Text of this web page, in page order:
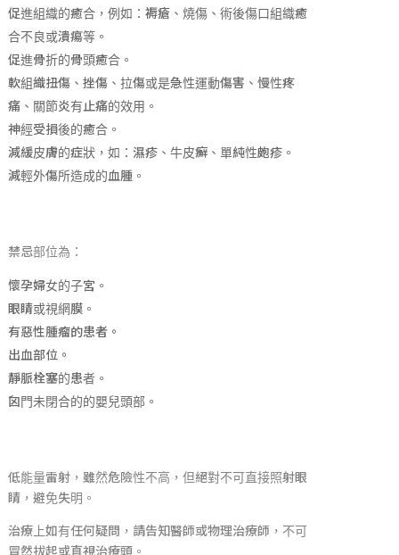
促進組織的癒合，例如：褥瘡、燒傷、術後傷口組織癒
合不良或潰瘍等。
促進骨折的骨頭癒合。
軟組織扭傷、挫傷、拉傷或是急性運動傷害、慢性疼
痛、關節炎有止痛的效用。
神經受損後的癒合。
減緩皮膚的症狀，如：濕疹、牛皮癬、單純性皰疹。
減輕外傷所造成的血腫。
禁忌部位為：
懷孕婦女的子宮。
眼睛或視網膜。
有惡性腫瘤的患者。
出血部位。
靜脈栓塞的患者。
囟門未閉合的的嬰兒頭部。
低能量雷射，雖然危險性不高，但絕對不可直接照射眼
睛，避免失明。
治療上如有任何疑問，請告知醫師或物理治療師，不可
冒然拔起或直視治療頭。